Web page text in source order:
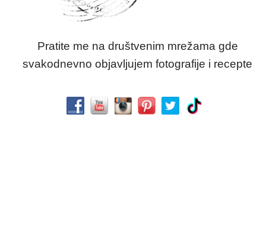
Pratite me na društvenim mrežama gde
svakodnevno objavljujem fotografije i recepte